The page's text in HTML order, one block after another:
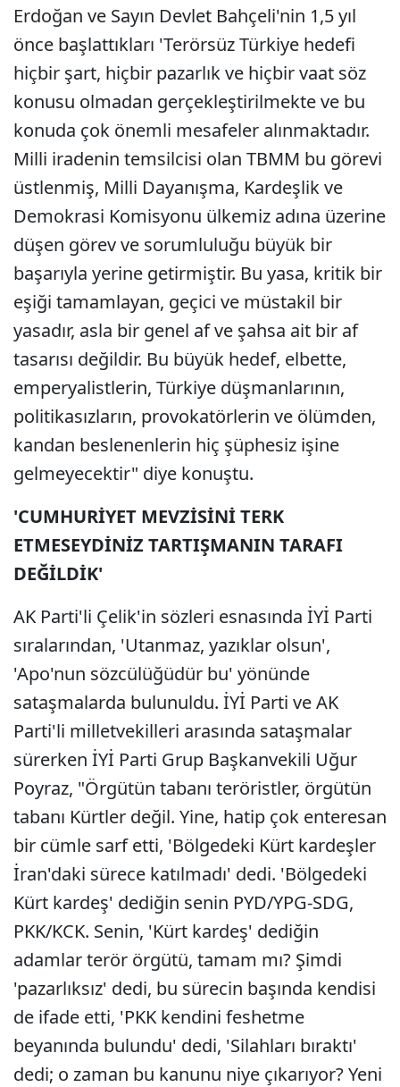
Erdoğan ve Sayın Devlet Bahçeli'nin 1,5 yıl
önce başlattıkları 'Terörsüz Türkiye hedefi
hiçbir şart, hiçbir pazarlık ve hiçbir vaat söz
konusu olmadan gerçekleştirilmekte ve bu
konuda çok önemli mesafeler alınmaktadır.
Milli iradenin temsilcisi olan TBMM bu görevi
üstlenmiş, Milli Dayanışma, Kardeşlik ve
Demokrasi Komisyonu ülkemiz adına üzerine
düşen görev ve sorumluluğu büyük bir
başarıyla yerine getirmiştir. Bu yasa, kritik bir
eşiği tamamlayan, geçici ve müstakil bir
yasadır, asla bir genel af ve şahsa ait bir af
tasarısı değildir. Bu büyük hedef, elbette,
emperyalistlerin, Türkiye düşmanlarının,
politikasızların, provokatörlerin ve ölümden,
kandan beslenenlerin hiç şüphesiz işine
gelmeyecektir" diye konuştu.
'CUMHURİYET MEVZİSİNİ TERK
ETMESEYDİNİZ TARTIŞMANIN TARAFI
DEĞİLDİK'
AK Parti'li Çelik'in sözleri esnasında İYİ Parti
sıralarından, 'Utanmaz, yazıklar olsun',
'Apo'nun sözcülüğüdür bu' yönünde
sataşmalarda bulunuldu. İYİ Parti ve AK
Parti'li milletvekilleri arasında sataşmalar
sürerken İYİ Parti Grup Başkanvekili Uğur
Poyraz, "Örgütün tabanı teröristler, örgütün
tabanı Kürtler değil. Yine, hatip çok enteresan
bir cümle sarf etti, 'Bölgedeki Kürt kardeşler
İran'daki sürece katılmadı' dedi. 'Bölgedeki
Kürt kardeş' dediğin senin PYD/YPG-SDG,
PKK/KCK. Senin, 'Kürt kardeş' dediğin
adamlar terör örgütü, tamam mı? Şimdi
'pazarlıksız' dedi, bu sürecin başında kendisi
de ifade etti, 'PKK kendini feshetme
beyanında bulundu' dedi, 'Silahları bıraktı'
dedi; o zaman bu kanunu niye çıkarıyor? Yeni